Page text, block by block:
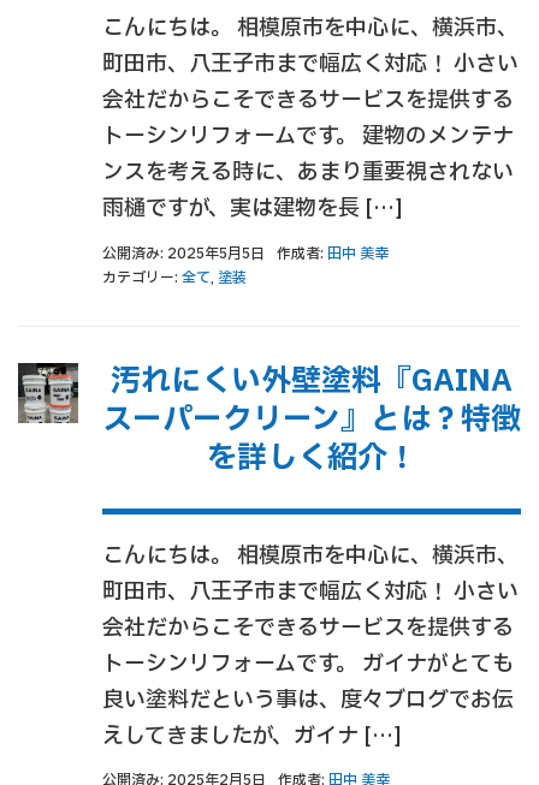
こんにちは。 相模原市を中心に、横浜市、
町田市、八王子市まで幅広く対応！ 小さい
会社だからこそできるサービスを提供する
トーシンリフォームです。 建物のメンテナ
ンスを考える時に、あまり重要視されない
雨樋ですが、実は建物を長 […]
公開済み: 2025年5月5日 作成者: 田中 美幸
カテゴリー: 全て, 塗装
汚れにくい外壁塗料『GAINA
スーパークリーン』とは？特徴
を詳しく紹介！
こんにちは。 相模原市を中心に、横浜市、
町田市、八王子市まで幅広く対応！ 小さい
会社だからこそできるサービスを提供する
トーシンリフォームです。 ガイナがとても
良い塗料だという事は、度々ブログでお伝
えしてきましたが、ガイナ […]
公開済み: 2025年2月5日 作成者: 田中 美幸